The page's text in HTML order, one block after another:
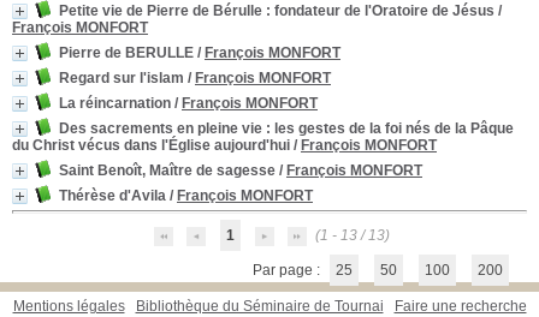
Petite vie de Pierre de Bérulle : fondateur de l'Oratoire de Jésus /
François MONFORT
Pierre de BERULLE / François MONFORT
Regard sur l'islam / François MONFORT
La réincarnation / François MONFORT
Des sacrements en pleine vie : les gestes de la foi nés de la Pâque
du Christ vécus dans l'Église aujourd'hui / François MONFORT
Saint Benoît, Maître de sagesse / François MONFORT
Thérèse d'Avila / François MONFORT
1 (1 - 13 / 13)
Par page : 25 50 100 200
Mentions légales Bibliothèque du Séminaire de Tournai
Faire une recherche